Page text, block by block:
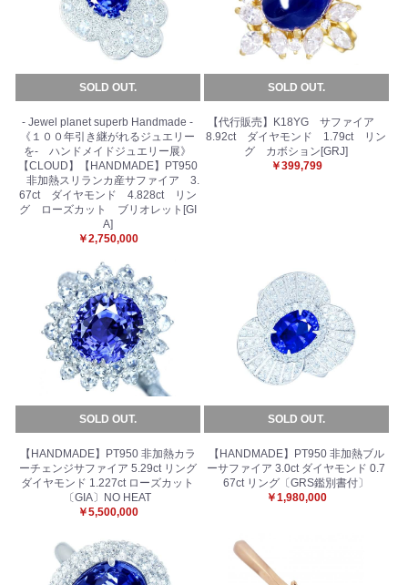
SOLD OUT.
- Jewel planet superb Handmade -
《１００年引き継がれるジュエリー
を- ハンドメイドジュエリー展》
【CLOUD】【HANDMADE】PT950
非加熱スリランカ産サファイア 3.
67ct ダイヤモンド 4.828ct リン
グ ローズカット ブリオレット[GI
A]
￥2,750,000
SOLD OUT.
【代行販売】K18YG サファイア
8.92ct ダイヤモンド 1.79ct リン
グ カボション[GRJ]
￥399,799
SOLD OUT.
【HANDMADE】PT950 非加熱カラ
ーチェンジサファイア 5.29ct リング
ダイヤモンド 1.227ct ローズカット
〔GIA〕NO HEAT
￥5,500,000
SOLD OUT.
【HANDMADE】PT950 非加熱ブル
ーサファイア 3.0ct ダイヤモンド 0.7
67ct リング〔GRS鑑別書付〕
￥1,980,000
お買い物を続ける カートへ進む